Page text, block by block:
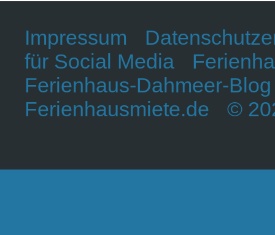
Impressum
für Social Media
Ferienhaus-Dahmeer-Blog
Ferienhausmiete.de
©